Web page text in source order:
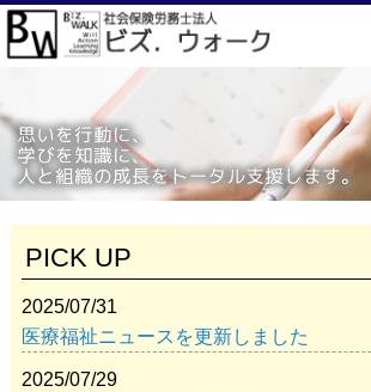
PICK UP
2025/07/31
医療福祉ニュースを更新しました
2025/07/29